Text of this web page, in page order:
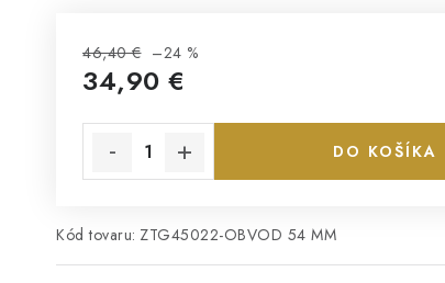
46,40 € –24 %
34,90 €
DO KOŠÍKA
Kód tovaru: ZTG45022-OBVOD 54 MM